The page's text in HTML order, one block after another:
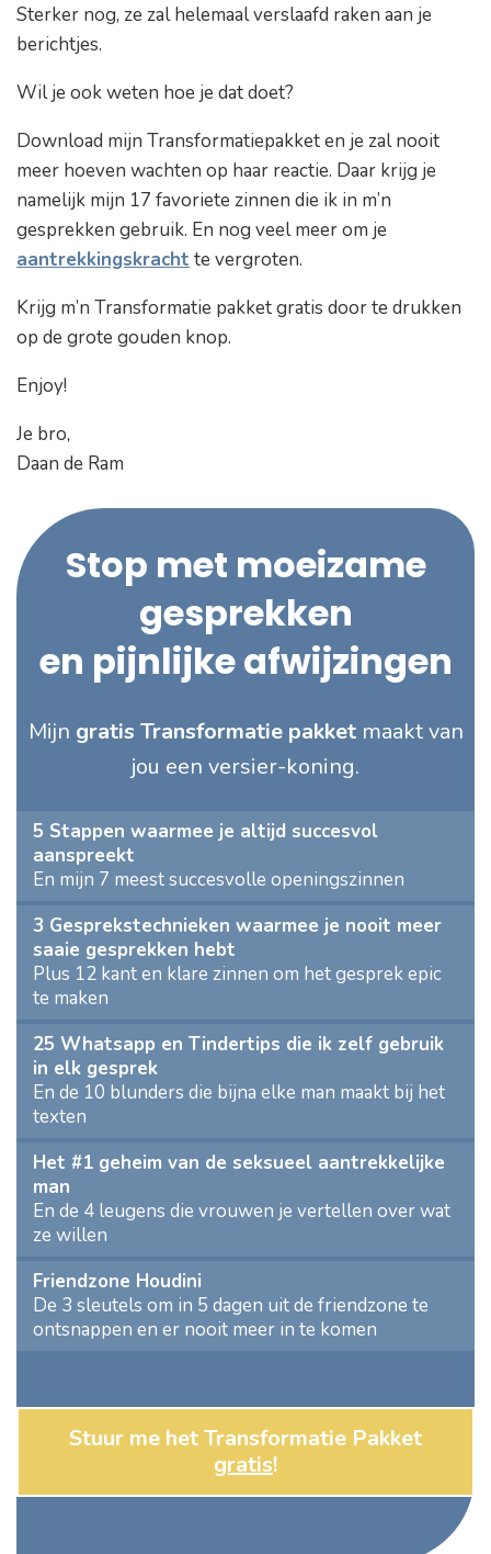
Sterker nog, ze zal helemaal verslaafd raken aan je
berichtjes.
Wil je ook weten hoe je dat doet?
Download mijn Transformatiepakket en je zal nooit
meer hoeven wachten op haar reactie. Daar krijg je
namelijk mijn 17 favoriete zinnen die ik in m’n
gesprekken gebruik. En nog veel meer om je
aantrekkingskracht te vergroten.
Krijg m’n Transformatie pakket gratis door te drukken
op de grote gouden knop.
Enjoy!
Je bro,
Daan de Ram
Stop met moeizame
gesprekken
en pijnlijke afwijzingen
Mijn gratis Transformatie pakketmaakt van
jou een versier-koning.
5 Stappen waarmee je altijd succesvol
aanspreekt
En mijn 7 meest succesvolle openingszinnen
3 Gesprekstechnieken waarmee je nooit meer
saaie gesprekken hebt
Plus 12 kant en klare zinnen om het gesprek epic
te maken
25 Whatsapp en Tindertips die ik zelf gebruik
in elk gesprek
En de 10 blunders die bijna elke man maakt bij het
texten
Het #1 geheim van de seksueel aantrekkelijke
man
En de 4 leugens die vrouwen je vertellen over wat
ze willen
Friendzone Houdini
De 3 sleutels om in 5 dagen uit de friendzone te
ontsnappen en er nooit meer in te komen
Stuur me het Transformatie Pakket
gratis!